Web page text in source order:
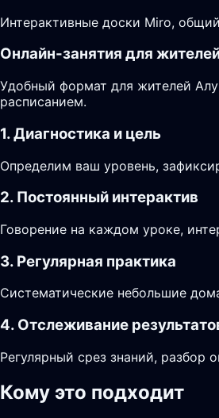
Интерактивные доски Miro,
Онлайн-занятия для
Удобный формат для жителей
расписанием.
1. Диагностика и цель
Определим ваш уровень,
2. Постоянный интерактив
Говорение на каждом уроке,
3. Регулярная практика
Систематические небольшие
4. Отслеживание
Регулярный срез знаний,
Кому это подходит